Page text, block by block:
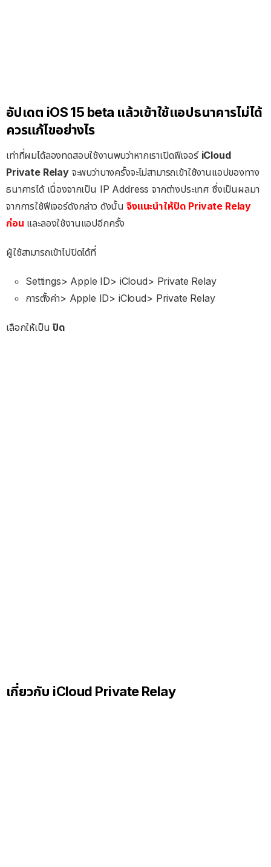
อัปเดต iOS 15 beta แล้วเข้าใช้แอปธนาคารไม่ได้
ควรแก้ไขอย่างไร
เท่าที่ผมได้ลองทดสอบใช้งานพบว่าหากเราเปิดฟีเจอร์ iCloud
Private Relayจะพบว่าบางครั้งจะไม่สามารถเข้าใช้งานแอปของทาง
ธนาคารได้ เนื่องจากเป็น IP Address จากต่างประเทศ ซึ่งเป็นผลมา
จากการใช้ฟีเจอร์ดังกล่าว ดังนั้น จึงแนะนำให้ปิด Private Relay
ก่อน และลองใช้งานแอปอีกครั้ง
ผู้ใช้สามารถเข้าไปปิดได้ที่
Settings> Apple ID> iCloud> Private Relay
การตั้งค่า> Apple ID> iCloud> Private Relay
เลือกให้เป็นปิด
เกี่ยวกับ iCloud Private Relay